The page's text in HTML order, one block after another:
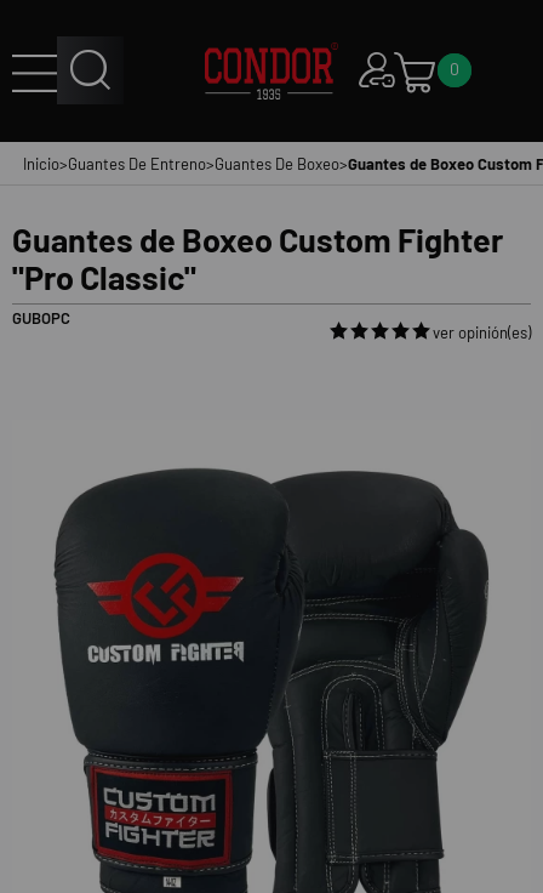
0
Inicio>Guantes De Entreno>Guantes De Boxeo>Guantes de Boxeo Custom
Guantes de Boxeo Custom Fighter
"Pro Classic"
GUBOPC
ver opinión(es)